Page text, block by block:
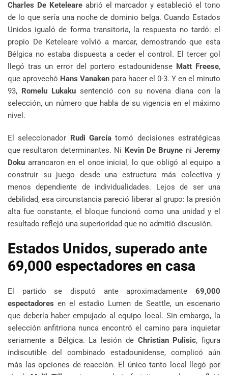
Charles De Keteleareabrió el marcador y estableció el tono
de lo que sería una noche de dominio belga. Cuando Estados
Unidos igualó de forma transitoria, la respuesta no tardó: el
propio De Keteleare volvió a marcar, demostrando que esta
Bélgica no estaba dispuesta a ceder el control. El tercer gol
llegó tras un error del portero estadounidense Matt Freese,
que aprovechó Hans Vanaken para hacer el 0-3. Y en el minuto
93, Romelu Lukaku sentenció con su novena diana con la
selección, un número que habla de su vigencia en el máximo
nivel.
El seleccionador Rudi García tomó decisiones estratégicas
que resultaron determinantes. Ni Kevin De Bruyne ni Jeremy
Doku arrancaron en el once inicial, lo que obligó al equipo a
construir su juego desde una estructura más colectiva y
menos dependiente de individualidades. Lejos de ser una
debilidad, esa circunstancia pareció liberar al grupo: la presión
alta fue constante, el bloque funcionó como una unidad y el
resultado reflejó una superioridad que no admitió discusión.
Estados Unidos, superado ante
69,000 espectadores en casa
El partido se disputó ante aproximadamente 69,000
espectadores en el estadio Lumen de Seattle, un escenario
que debería haber empujado al equipo local. Sin embargo, la
selección anfitriona nunca encontró el camino para inquietar
seriamente a Bélgica. La lesión de Christian Pulisic, figura
indiscutible del combinado estadounidense, complicó aún
más las opciones de reacción. El único tanto local llegó por